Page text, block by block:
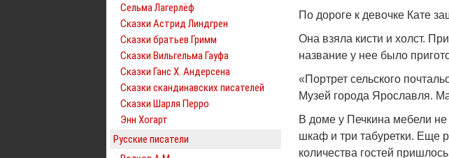
Сельма Лагерлёф
Сказки Астрид Линдгрен
Сказки братьев Гримм
Сказки Вильгельма Гауфа
Сказки Ганс Х. Андерсена
Сказки скандинавских писателей
Сказки Шарля Перро
Энн Хогарт
Русские писатели
По дороге к девочке Кате
Она взяла кисти и холст.
название у нее было
«Портрет сельского
Музей города Ярославля.
В доме у Печкина мебели не
шкаф и три табуретки. Еще
количества гостей